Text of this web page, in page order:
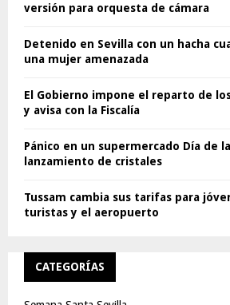
versión para orquesta de cámara
Detenido en Sevilla con un hacha
una mujer amenazada
El Gobierno impone el reparto de
y avisa con la Fiscalía
Pánico en un supermercado Día de
lanzamiento de cristales
Tussam cambia sus tarifas para
turistas y el aeropuerto
CATEGORÍAS